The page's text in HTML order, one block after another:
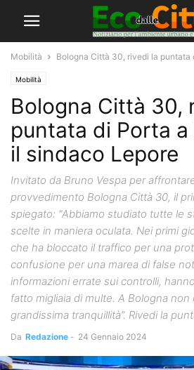
Mobilità Bologna Città 30, rivedi la puntata
Mobilità
Bologna Città 30,
puntata di Porta
il sindaco Lepore
Invitato da Bruno Vespa per
provvedimento Bologna Città 30, il
spiegato: "Abbiamo studiato tutte le
scelte in maniera oculata. Nei primi
che ha bloccato il traffico per una
confusione per una marea di false
informazioni errate sui controlli,
fatto migliaia di multe. A Bologna non
grandissima tranquillità”. Rivedi la
Da Redazione - 24 Gennaio 2024